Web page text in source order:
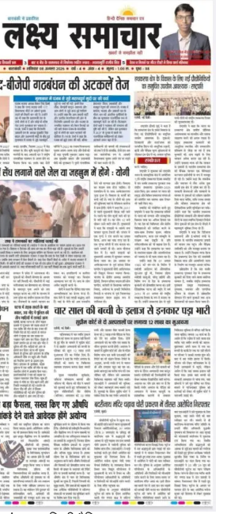
डीएम
सख्त,
विकास
परियोजनाएं
समय
पर
पूरी
करने
के
निर्देश